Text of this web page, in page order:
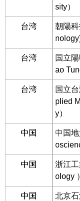
sity）
台湾
朝陽
台湾
国立
ao
台湾
国立
plied
y）
中国
中国
中国
浙江
ology ）
中国
北京